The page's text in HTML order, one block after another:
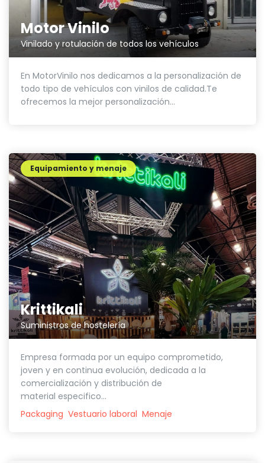
Motor Vinilo
Vinilado y rotulación de todos los vehículos
En MotorVinilo nos dedicamos a la personalización de
todo tipo de vehículos con vinilos de calidad.Te
ofrecemos la mejor personalización...
Krittikali
Suministros de hostelería
Equipamiento y menaje
Empresa formada por un equipo comprometido,
joven y en continua evolución, dedicada a la
comercialización y distribución de
material especifico...
Packaging Vestuario laboral Menaje